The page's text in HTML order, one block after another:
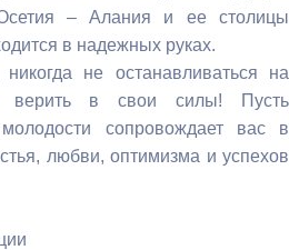
– Алания и ее столицы
в надежных руках.
не останавливаться на
верить в свои силы! Пусть
сопровождает вас в
любви, оптимизма и успехов